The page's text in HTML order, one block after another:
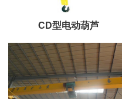
CD型电动葫芦